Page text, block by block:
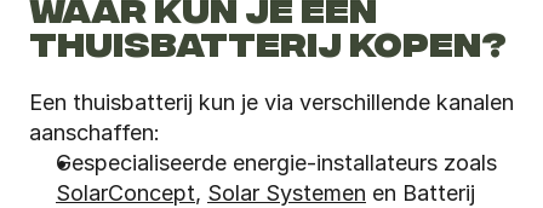
THUISBATTERIJ KOPEN?
Een thuisbatterij kun je via verschillende kanalen
aanschaffen:
SolarConcept, Solar Systemen en Batterij